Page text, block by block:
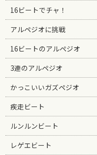
16ビートでチャ！
アルペジオに挑戦
16ビートのアルペジオ
3連のアルペジオ
かっこいいガズペジオ
疾走ビート
ルンルンビート
レゲエビート